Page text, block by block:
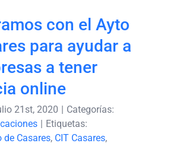
con el Ayto
para ayudar a
a tener
online
21st, 2020 | Categorías:
| Etiquetas:
Casares, CIT Casares,